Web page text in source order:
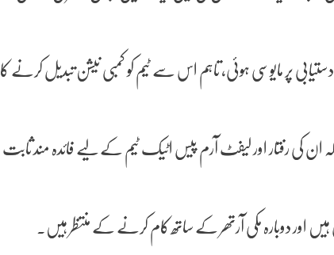
پر مایوسی ہوئی، تاہم اس سے ٹیم کو کمبی نیشن تبدیل کرنے کا
ان کی رفتار اور لیفٹ آرم پیس اٹیک ٹیم کے لیے فائدہ مند ثابت
اور دوبارہ مکی آرتھر کے ساتھ کام کرنے کے منتظر ہیں۔